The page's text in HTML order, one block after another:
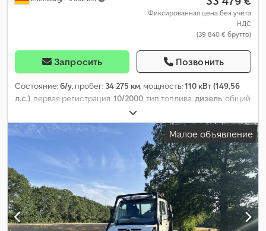
Фиксированная цена без учета
НДС
(39 840 € брутто)
Запросить Позвонить
Состояние:б/у, пробег: 34 275 км, мощность:110 кВт (149,56
л.с.), первая регистрация:10/2000, тип топлива:дизель, общий
, тип передачи:
класс выбросов:euro2, количество мест:3, Год выпуска:2000,
Оборудование:
Малое объявление